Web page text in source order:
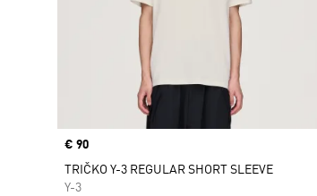
Price
€ 90
TRIČKO Y-3 REGULAR SHORT SLEEVE
Y-3